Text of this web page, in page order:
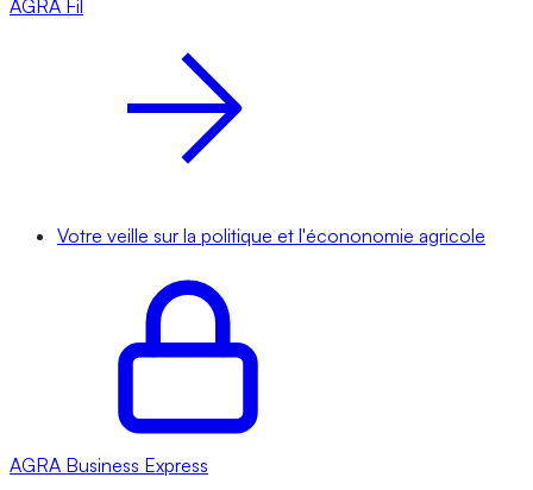
AGRA Fil
Votre veille sur la politique et l'écononomie agricole
AGRA Business Express